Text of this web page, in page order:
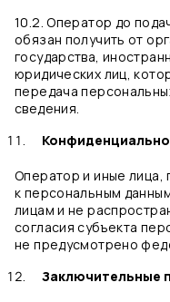
10.2. Оператор до
обязан получить от
государства,
юридических лиц,
передача
сведения.
Оператор и иные лица,
к персональным
лицам и не
согласия субъекта
не предусмотрено
Заключительные